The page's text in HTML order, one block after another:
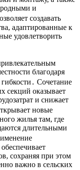
и
создавать
адаптированные к
удовлетворить
благодаря
Сочетание
секций оказывает
и снижает
новые
жилья там, где
длительными
сохраняя при этом
важно в сельских